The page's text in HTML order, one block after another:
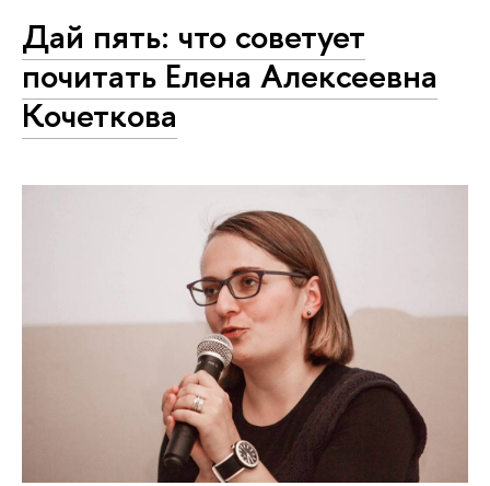
Дай пять: что советует
почитать Елена Алексеевна
Кочеткова